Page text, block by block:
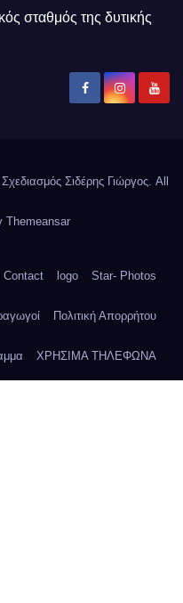
σταθμός της δυτικής
Σιδέρης Γιώργος. All
Themeansar
Contact logo Star- Photos
Πολιτική Απορρήτου
ΧΡΗΣΙΜΑ ΤΗΛΕΦΩΝΑ